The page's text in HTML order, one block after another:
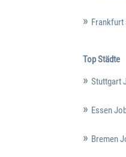
Frankfurt
Top Städte
Stuttgart
Essen
Bremen